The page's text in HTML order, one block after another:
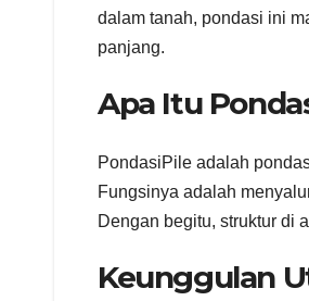
dalam tanah, pondasi ini
panjang.
Apa Itu
PondasiPile adalah
Fungsinya adalah
Dengan begitu, struktur di
Keunggulan